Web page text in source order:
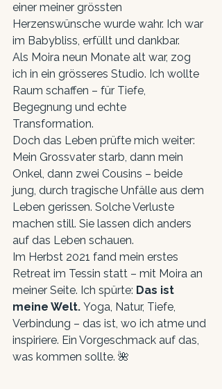
einer meiner grössten
Herzenswünsche wurde wahr. Ich war
im Babybliss, erfüllt und dankbar.
Als Moira neun Monate alt war, zog
ich in ein grösseres Studio. Ich wollte
Raum schaffen – für Tiefe,
Begegnung und echte
Transformation.
Doch das Leben prüfte mich weiter:
Mein Grossvater starb, dann mein
Onkel, dann zwei Cousins – beide
jung, durch tragische Unfälle aus dem
Leben gerissen. Solche Verluste
machen still. Sie lassen dich anders
auf das Leben schauen.
Im Herbst 2021 fand mein erstes
Retreat im Tessin statt – mit Moira an
meiner Seite. Ich spürte: Das ist
meine Welt. Yoga, Natur, Tiefe,
Verbindung – das ist, wo ich atme und
inspiriere. Ein Vorgeschmack auf das,
was kommen sollte. 🌺